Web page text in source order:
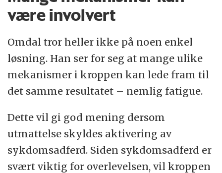
være involvert
Omdal tror heller ikke på noen enkel
løsning. Han ser for seg at mange ulike
mekanismer i kroppen kan lede fram til
det samme resultatet – nemlig fatigue.
Dette vil gi god mening dersom
utmattelse skyldes aktivering av
sykdomsadferd. Siden sykdomsadferd er
svært viktig for overlevelsen, vil kroppen